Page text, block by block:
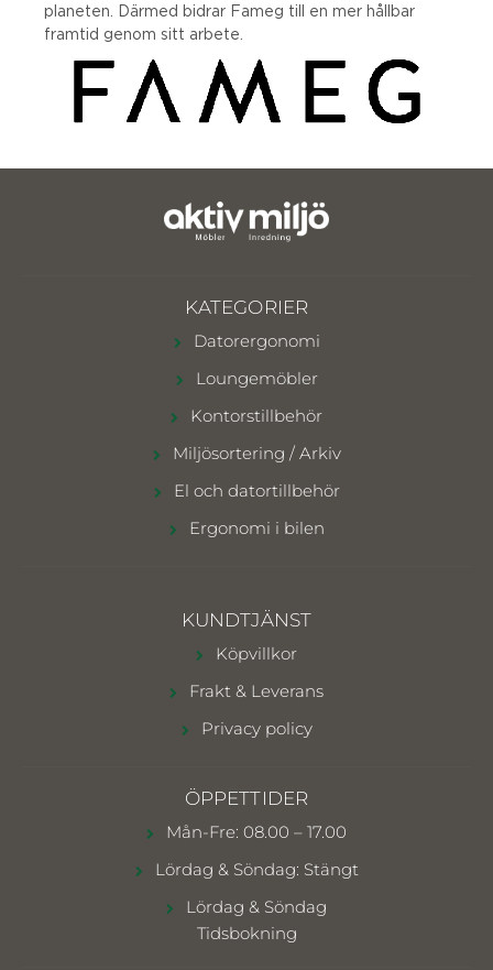
planeten. Därmed bidrar Fameg till en mer hållbar
framtid genom sitt arbete.
KATEGORIER
Datorergonomi
Loungemöbler
Kontorstillbehör
Miljösortering / Arkiv
El och datortillbehör
Ergonomi i bilen
KUNDTJÄNST
Köpvillkor
Frakt & Leverans
Privacy policy
ÖPPETTIDER
Mån-Fre: 08.00 – 17.00
Lördag & Söndag: Stängt
Lördag & Söndag
Tidsbokning